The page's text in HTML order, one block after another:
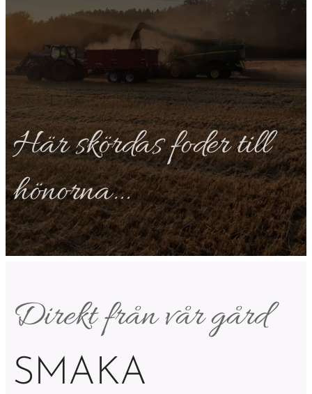
Här skördas foder till
hönorna...
Direkt från vår gård
SMAKA